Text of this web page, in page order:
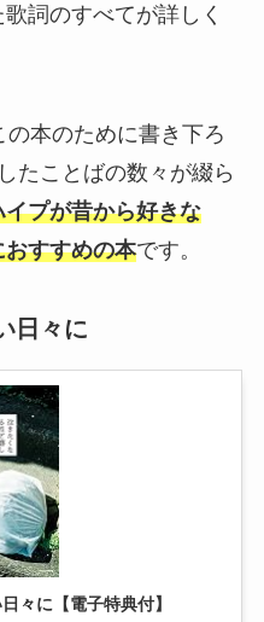
詞のすべてが詳しく
本のために書き下ろ
たことばの数々が綴ら
プが昔から好きな
すすめの本です。
日々に
々に【電子特典付】